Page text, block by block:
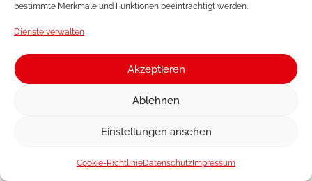
bestimmte Merkmale und Funktionen beeinträchtigt werden.
Dienste verwalten
Akzeptieren
Ablehnen
Einstellungen ansehen
Cookie-RichtlinieDatenschutz Impressum
HIMBEERE